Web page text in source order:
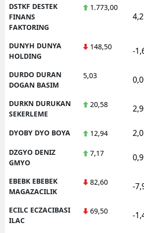
DSTKF DESTEK
FINANS
FAKTORING
1.773,00
DUNYH DUNYA
HOLDING
148,50 -
DURDO DURAN
DOGAN BASIM
5,03
DURKN DURUKAN
SEKERLEME
20,58
DYOBY DYO BOYA 12,94
DZGYO DENIZ
GMYO
7,17
EBEBK EBEBEK
MAGAZACILIK
82,60 -
ECILC ECZACIBASI
ILAC
69,50 -